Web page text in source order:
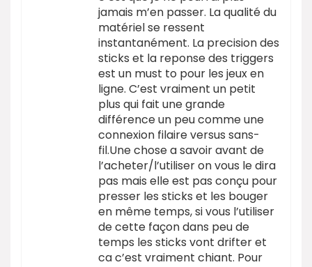
jamais m’en passer. La qualité du
matériel se ressent
instantanément. La precision des
sticks et la reponse des triggers
est un must to pour les jeux en
ligne. C’est vraiment un petit
plus qui fait une grande
différence un peu comme une
connexion filaire versus sans-
fil.Une chose a savoir avant de
l’acheter/l’utiliser on vous le dira
pas mais elle est pas conçu pour
presser les sticks et les bouger
en même temps, si vous l’utiliser
de cette façon dans peu de
temps les sticks vont drifter et
ca c’est vraiment chiant. Pour